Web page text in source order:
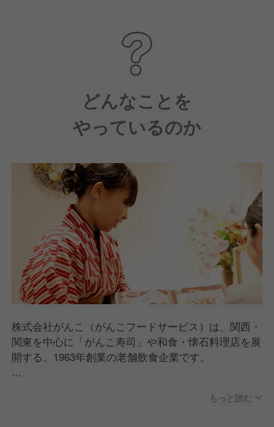
どんなことを
やっているのか
株式会社がんこ（がんこフードサービス）は、関西・
関東を中心に「がんこ寿司」や和食・懐石料理店を展
開する、1963年創業の老舗飲食企業です。
司やこだわりの和食を、誰もが楽しめるリーズナブル
もっと読む